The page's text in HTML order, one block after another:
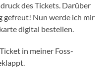
des Tickets. Darüber
gefreut! Nun werde ich mir
digital bestellen.
in meiner Foss-